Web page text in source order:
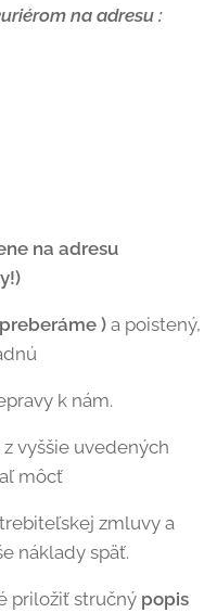
na adresu :
na adresu
) a poistený,
k nám.
vyššie uvedených
môcť
zmluvy a
náklady späť.
priložiť stručný popis